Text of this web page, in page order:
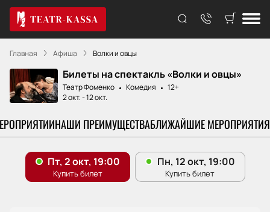
Главная Афиша Волки и овцы
Билеты на спектакль «Волки и овцы»
Театр Фоменко Комедия
12+
2 окт.-12 окт.
НАШИ ПРЕИМУЩЕСТВАБЛИЖАЙШИЕ МЕРОПРИЯТИЯ